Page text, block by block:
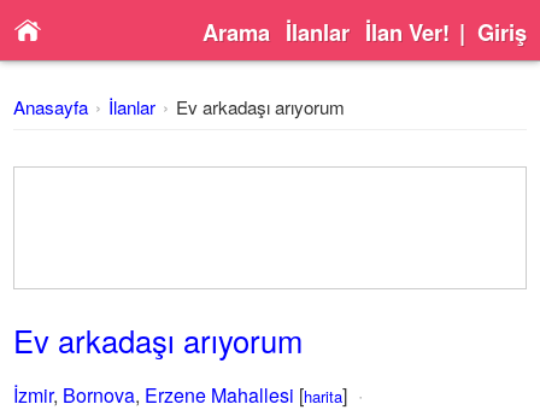
Arama İlanlar İlan Ver! | Giriş
Anasayfa İlanlar Ev arkadaşı arıyorum
Ev arkadaşı arıyorum
İzmir, Bornova, Erzene Mahallesi [harita]